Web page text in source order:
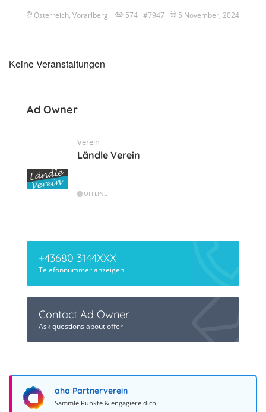
Österreich, Vorarlberg 574 #7947 5 November, 2024
Keine Veranstaltungen
Ad Owner
Verein
Ländle Verein
OFFLINE
+43680 3144XXX
Telefonnummer anzeigen
Contact Ad Owner
Ask questions about offer
aha Partnerverein
Sammle Punkte & engagiere dich!